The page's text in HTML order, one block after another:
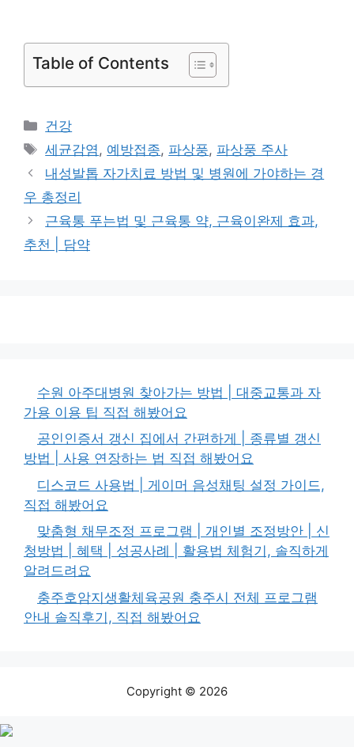
Table of Contents
카
테
고
리
건강
태
그
세균감염 , 예방접종, 파상풍, 파상풍 주사
내성발톱 자가치료 방법 및 병원에 가야하는 경
우 총정리
근육통 푸는법 및 근육통 약, 근육이완제 효과,
추천 | 담약
수원 아주대병원 찾아가는 방법 | 대중교통과 자
가용 이용 팁 직접 해봤어요
공인인증서 갱신 집에서 간편하게 | 종류별 갱신
방법 | 사용 연장하는 법 직접 해봤어요
디스코드 사용법 | 게이머 음성채팅 설정 가이드,
직접 해봤어요
맞춤형 채무조정 프로그램 | 개인별 조정방안 | 신
청방법 | 혜택 | 성공사례 | 활용법 체험기, 솔직하게
알려드려요
충주호암지생활체육공원 충주시 전체 프로그램
안내 솔직후기, 직접 해봤어요
Copyright © 2026